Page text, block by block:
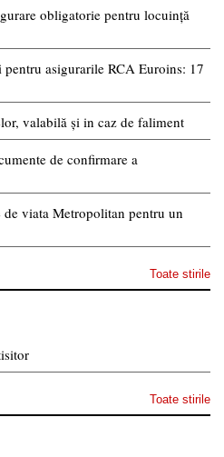
obligatorie pentru locuință
asigurarile RCA Euroins: 17
valabilă și in caz de faliment
de confirmare a
viata Metropolitan pentru un
Toate stirile
Toate stirile